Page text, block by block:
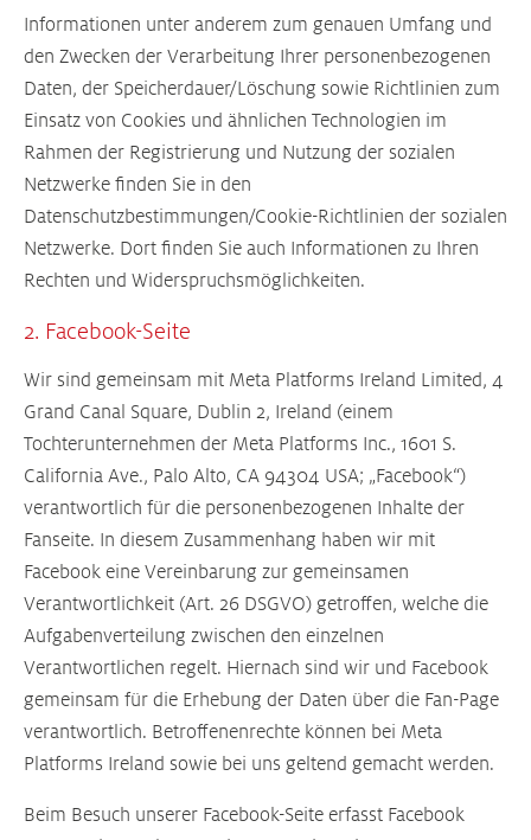
Informationen unter anderem zum genauen Umfang und
den Zwecken der Verarbeitung Ihrer personenbezogenen
Daten, der Speicherdauer/Löschung sowie Richtlinien zum
Einsatz von Cookies und ähnlichen Technologien im
Rahmen der Registrierung und Nutzung der sozialen
Netzwerke finden Sie in den
Datenschutzbestimmungen/Cookie-Richtlinien der sozialen
Netzwerke. Dort finden Sie auch Informationen zu Ihren
Rechten und Widerspruchsmöglichkeiten.
2. Facebook-Seite
Wir sind gemeinsam mit Meta Platforms Ireland Limited, 4
Grand Canal Square, Dublin 2, Ireland (einem
Tochterunternehmen der Meta Platforms Inc., 1601 S.
California Ave., Palo Alto, CA 94304 USA; „Facebook“)
verantwortlich für die personenbezogenen Inhalte der
Fanseite. In diesem Zusammenhang haben wir mit
Facebook eine Vereinbarung zur gemeinsamen
Verantwortlichkeit (Art. 26 DSGVO) getroffen, welche die
Aufgabenverteilung zwischen den einzelnen
Verantwortlichen regelt. Hiernach sind wir und Facebook
gemeinsam für die Erhebung der Daten über die Fan-Page
verantwortlich. Betroffenenrechte können bei Meta
Platforms Ireland sowie bei uns geltend gemacht werden.
Beim Besuch unserer Facebook-Seite erfasst Facebook